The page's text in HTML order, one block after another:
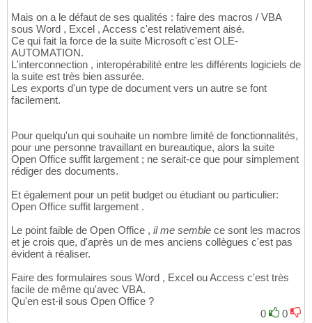
Mais on a le défaut de ses qualités : faire des macros / VBA
sous Word , Excel , Access c'est relativement aisé.
Ce qui fait la force de la suite Microsoft c'est OLE-
AUTOMATION.
L'interconnection , interopérabilité entre les différents logiciels de
la suite est très bien assurée.
Les exports d'un type de document vers un autre se font
facilement.
Pour quelqu'un qui souhaite un nombre limité de fonctionnalités,
pour une personne travaillant en bureautique, alors la suite
Open Office suffit largement ; ne serait-ce que pour simplement
rédiger des documents.
Et également pour un petit budget ou étudiant ou particulier:
Open Office suffit largement .
Le point faible de Open Office , il me semble ce sont les macros
et je crois que, d'après un de mes anciens collègues c'est pas
évident à réaliser.
Faire des formulaires sous Word , Excel ou Access c'est très
facile de même qu'avec VBA.
Qu'en est-il sous Open Office ?
0
0